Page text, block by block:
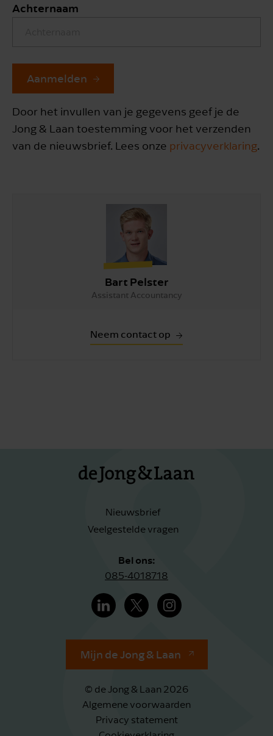
Achternaam
Aanmelden
Door het invullen van je gegevens geef je de
Jong & Laan toestemming voor het verzenden
van de nieuwsbrief. Lees onze privacyverklaring.
Bart Pelster
Assistant Accountancy
Neem contact op
Nieuwsbrief
Veelgestelde vragen
Bel ons:
085-4018718
Mijn de Jong & Laan
© de Jong & Laan 2026
Algemene voorwaarden
Privacy statement